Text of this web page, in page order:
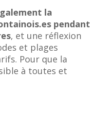
la
pendant
, et une réflexion
et plages
Pour que la
à toutes et